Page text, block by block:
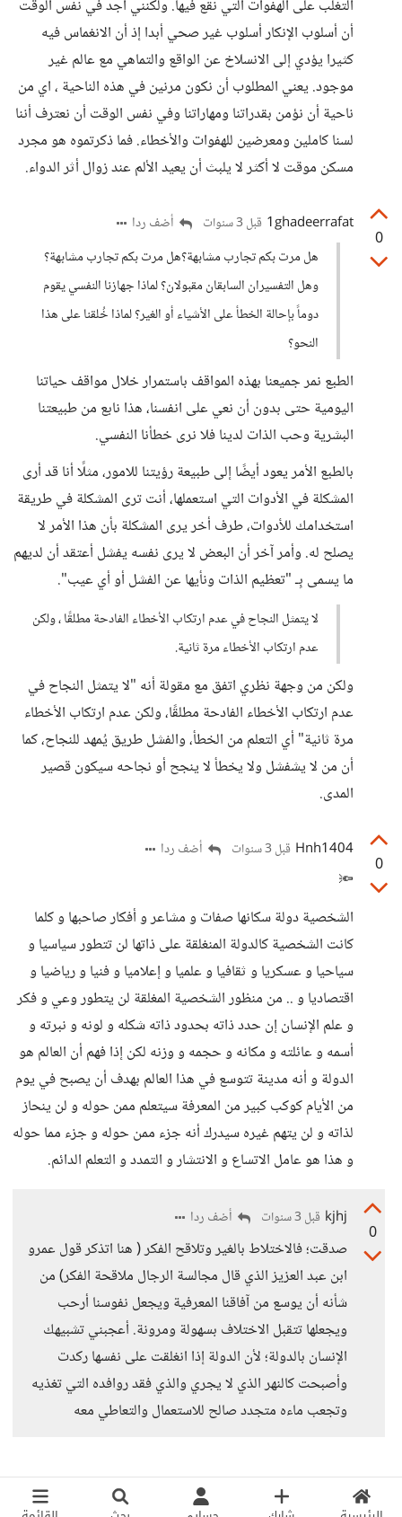
التغلب على الهفوات التي نقع فيها. ولكنني أجد في نفس الوقت
أن أسلوب الإنكار أسلوب غير صحي أبدا إذ أن الانغماس فيه
كثيرا يؤدي إلى الانسلاخ عن الواقع والتماهي مع عالم غير
موجود. يعني المطلوب أن نكون مرنين في هذه الناحية ، اي من
ناحية أن نؤمن بقدراتنا ومهاراتنا وفي نفس الوقت أن نعترف أننا
لسنا كاملين ومعرضين للهفوات والأخطاء. فما ذكرتموه هو مجرد
مسكن موقت لا أكثر لا يلبث أن يعيد الألم عند زوال أثر الدواء.
0
1ghadeerrafat قبل 3 سنوات
أضف ردا
هل مرت بكم تجارب مشابهة؟هل مرت بكم تجارب مشابهة؟
وهل التفسيران السابقان مقبولان؟ لماذا جهازنا النفسي يقوم
دوماً بإحالة الخطأ على الأشياء أو الغير؟ لماذا خُلقنا على هذا
النحو؟
الطبع نمر جميعنا بهذه المواقف باستمرار خلال مواقف حياتنا
اليومية حتى بدون أن نعي على انفسنا، هذا نابع من طبيعتنا
البشرية وحب الذات لدينا فلا نرى خطأنا النفسي.
بالطبع الأمر يعود أيضًا إلى طبيعة رؤيتنا للامور، مثلًا أنا قد أرى
المشكلة في الأدوات التي استعملها، أنت ترى المشكلة في طريقة
استخدامك للأدوات، طرف أخر يرى المشكلة بأن هذا الأمر لا
يصلح له. وأمر آخر أن البعض لا يرى نفسه يفشل أعتقد أن لديهم
ما يسمى بِـ "تعظيم الذات ونأيها عن الفشل أو أي عيب".
لا يتمثل النجاح في عدم ارتكاب الأخطاء الفادحة مطلقًا ، ولكن
عدم ارتكاب الأخطاء مرة ثانية.
ولكن من وجهة نظري اتفق مع مقولة أنه "لا يتمثل النجاح في
عدم ارتكاب الأخطاء الفادحة مطلقًا، ولكن عدم ارتكاب الأخطاء
مرة ثانية" أي التعلم من الخطأ، والفشل طريق يُمهد للنجاح، كما
أن من لا يشفشل ولا يخطأ لا ينجح أو نجاحه سيكون قصير
المدى.
0
Hnh1404 قبل 3 سنوات أضف ردا
🔦
الشخصية دولة سكانها صفات و مشاعر و أفكار صاحبها و كلما
كانت الشخصية كالدولة المنغلقة على ذاتها لن تتطور سياسيا و
سياحيا و عسكريا و ثقافيا و علميا و إعلاميا و فنيا و رياضيا و
اقتصاديا و .. من منظور الشخصية المغلقة لن يتطور وعي و فكر
و علم الإنسان إن حدد ذاته بحدود ذاته شكله و لونه و نبرته و
أسمه و عائلته و مكانه و حجمه و وزنه لكن إذا فهم أن العالم هو
الدولة و أنه مدينة تتوسع في هذا العالم بهدف أن يصبح في يوم
من الأيام كوكب كبير من المعرفة سيتعلم ممن حوله و لن ينحاز
لذاته و لن يتهم غيره سيدرك أنه جزء ممن حوله و جزء مما حوله
و هذا هو عامل الاتساع و الانتشار و التمدد و التعلم الدائم.
0
kjhj قبل 3 سنوات أضف ردا
صدقت؛ فالاختلاط بالغير وتلاقح الفكر ( هنا اتذكر قول عمرو
ابن عبد العزيز الذي قال مجالسة الرجال ملاقحة الفكر) من
شأنه أن يوسع من آفاقنا المعرفية ويجعل نفوسنا أرحب
ويجعلها تتقبل الاختلاف بسهولة ومرونة. أعجبني تشبيهك
الإنسان بالدولة؛ لأن الدولة إذا انغلقت على نفسها ركدت
وأصبحت كالنهر الذي لا يجري والذي فقد روافده التي تغذيه
وتجعب ماءه متجدد صالح للاستعمال والتعاطي معه